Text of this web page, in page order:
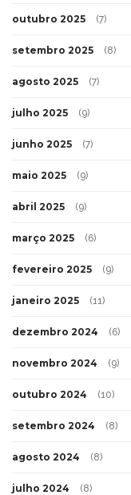
outubro 2025 (7)
setembro 2025 (8)
agosto 2025 (7)
julho 2025 (9)
junho 2025 (7)
maio 2025 (9)
abril 2025 (9)
março 2025 (6)
fevereiro 2025 (9)
janeiro 2025 (11)
dezembro 2024 (6)
novembro 2024 (9)
outubro 2024 (10)
setembro 2024 (8)
agosto 2024 (8)
julho 2024 (8)